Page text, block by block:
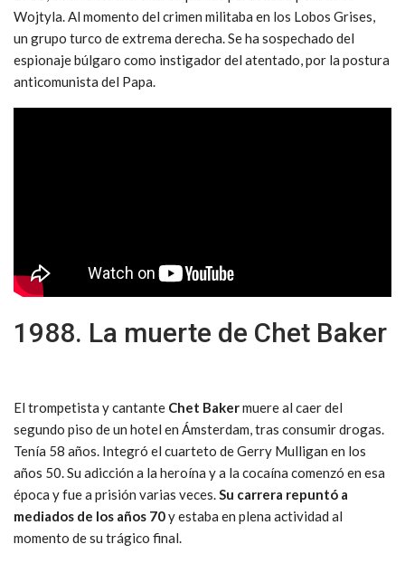
Wojtyla. Al momento del crimen militaba en los Lobos Grises,
un grupo turco de extrema derecha. Se ha sospechado del
espionaje búlgaro como instigador del atentado, por la postura
anticomunista del Papa.
1988. La muerte de Chet Baker
El trompetista y cantante Chet Bakermuere al caer del
segundo piso de un hotel en Ámsterdam, tras consumir drogas.
Tenía 58 años. Integró el cuarteto de Gerry Mulligan en los
años 50. Su adicción a la heroína y a la cocaína comenzó en esa
época y fue a prisión varias veces.Su carrera repuntó a
mediados de los años 70y estaba en plena actividad al
momento de su trágico final.